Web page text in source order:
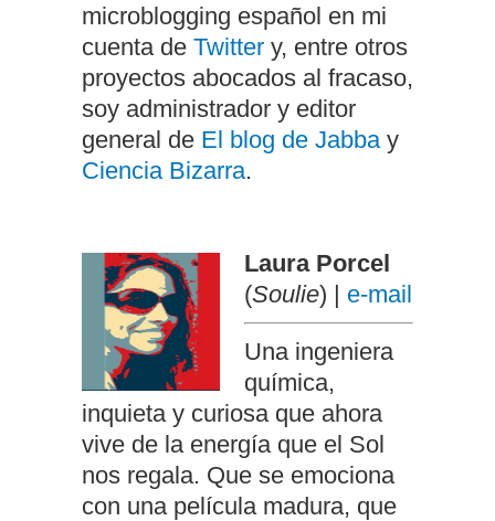
microblogging español en mi
cuenta de Twitter y, entre otros
proyectos abocados al fracaso,
soy administrador y editor
general de El blog de Jabbay
Ciencia Bizarra.
Laura Porcel
(Soulie) | e-mail
Una ingeniera
química,
inquieta y curiosa que ahora
vive de la energía que el Sol
nos regala. Que se emociona
con una película madura, que